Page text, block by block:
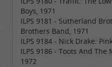
Boys, 1971
ILPS 9181 - Sutherland
Brothers Band, 1971
ILPS 9184 - Nick Drake:
ILPS 9186 - Toots And
1972